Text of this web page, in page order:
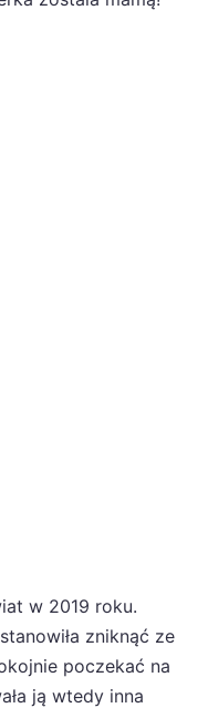
w 2019 roku.
zniknąć ze
poczekać na
ją wtedy inna